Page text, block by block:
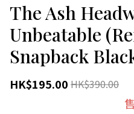
The Ash
Unbeatable
Snapback
HK$195.00 HK$390.00